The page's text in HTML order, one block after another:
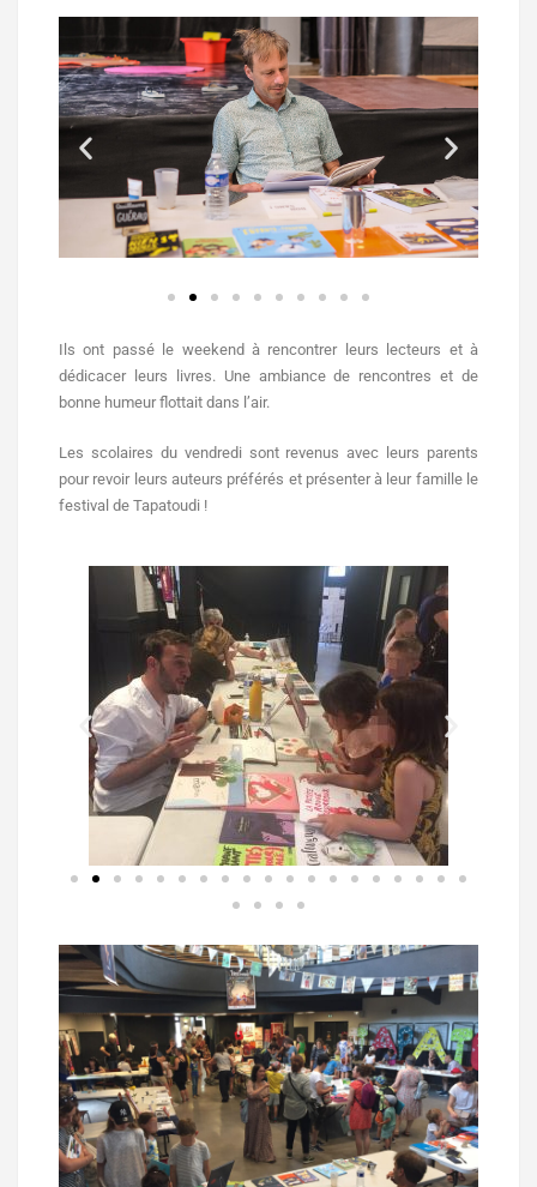
Ils ont passé le weekend à rencontrer leurs lecteurs et à
dédicacer leurs livres. Une ambiance de rencontres et de
bonne humeur flottait dans l’air.
Les scolaires du vendredi sont revenus avec leurs parents
pour revoir leurs auteurs préférés et présenter à leur famille le
festival de Tapatoudi !